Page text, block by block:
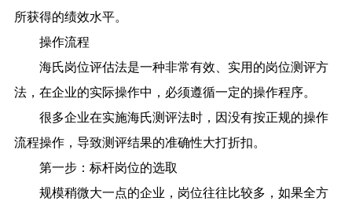
所获得的绩效水平。
操作流程
海氏岗位评估法是一种非常有效、实用的岗位测评方
法，在企业的实际操作中，必须遵循一定的操作程序。
很多企业在实施海氏测评法时，因没有按正规的操作
流程操作，导致测评结果的准确性大打折扣。
第一步：标杆岗位的选取
规模稍微大一点的企业，岗位往往比较多，如果全方